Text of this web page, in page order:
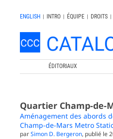
ENGLISH | INTRO | ÉQUIPE | DROITS |
ÉDITORIAUX
Quartier Champ-de-
Aménagement des abords
Champ-de-Mars Metro
parSimon D. Bergeron, publié le